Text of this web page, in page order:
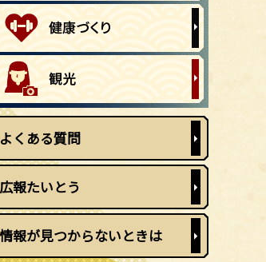
よくある質問
広報たいとう
情報が見つからないときは